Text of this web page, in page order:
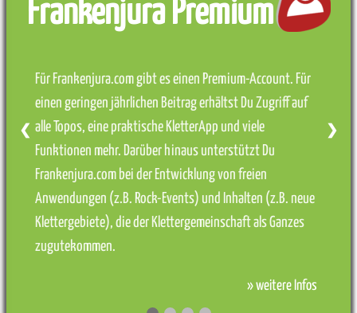
Frankenjura Premium
Für Frankenjura.com gibt es einen Premium-Account. Für
einen geringen jährlichen Beitrag erhältst Du Zugriff auf
alle Topos, eine praktische KletterApp und viele
Funktionen mehr. Darüber hinaus unterstützt Du
Frankenjura.com bei der Entwicklung von freien
Anwendungen (z.B. Rock-Events) und Inhalten (z.B. neue
Klettergebiete), die der Klettergemeinschaft als Ganzes
zugutekommen.
» weitere Infos
❮ ❯